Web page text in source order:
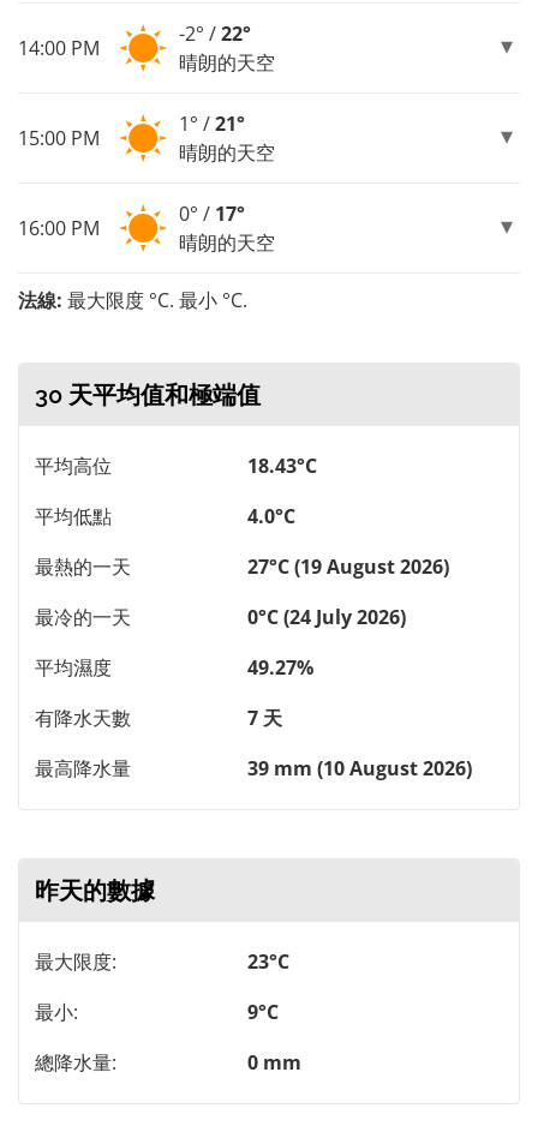
14:00 PM
-2° /22°
晴朗的天空
15:00 PM
1° /21°
晴朗的天空
16:00 PM
0° / 17°
晴朗的天空
法線: 最大限度 °C. 最小 °C.
30 天平均值和極端值
平均高位
18.43°C
平均低點
4.0°C
最熱的一天
27°C (19 August 2026)
最冷的一天
0°C (24 July 2026)
平均濕度
49.27%
有降水天數
7 天
最高降水量
39 mm (10 August 2026)
昨天的數據
最大限度:
23°C
最小:
9°C
總降水量:
0 mm